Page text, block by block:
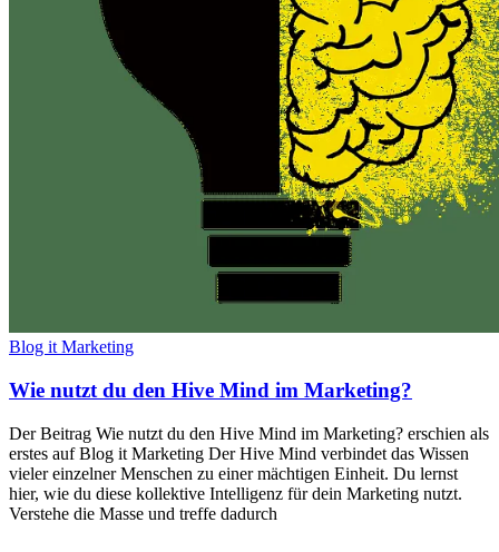
Blog it Marketing
Wie nutzt du den Hive Mind im Marketing?
Der Beitrag Wie nutzt du den Hive Mind im Marketing? erschien als
erstes auf Blog it Marketing Der Hive Mind verbindet das Wissen
vieler einzelner Menschen zu einer mächtigen Einheit. Du lernst
hier, wie du diese kollektive Intelligenz für dein Marketing nutzt.
Verstehe die Masse und treffe dadurch